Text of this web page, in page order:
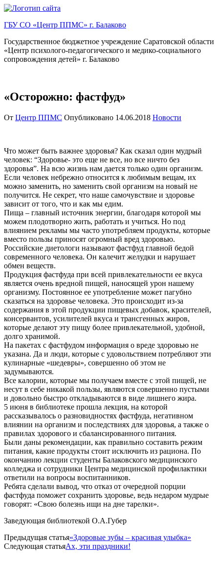
Перейти
содержимому
ГБУ СО «Центр ППМС» г. Балаково
Государственное бюджетное учреждение Саратовской области
«Центр психолого-педагогического и медико-социального
сопровождения детей» г. Балаково
«Осторожно: фастфуд»
От Центр ППМС Опубликовано 14.06.2018 Новости
Что может быть важнее здоровья? Как сказал один мудрый
человек: “Здоровье- это еще не все, но все ничто без
здоровья”. На всю жизнь нам дается только один организм.
Если человек небрежно относится к любимым вещам, их
можно заменить, но заменить свой организм на новый не
получится. Не секрет, что наше самочувствие и здоровье
зависит от того, что и как мы едим.
Пища – главный источник энергии, благодаря которой мы
можем плодотворно жить, работать и учиться. Но под
влиянием рекламы мы часто употребляем продукты, которые
вместо пользы приносят огромный вред здоровью.
Российские диетологи называют фастфуд главной бедой
современного человека. Он калечит желудки и нарушает
обмен веществ.
Продукция фастфуда при всей привлекательности ее вкуса
является очень вредной пищей, наносящей урон нашему
организму. Постоянное ее употребление может пагубно
сказаться на здоровье человека. Это происходит из-за
содержания в этой продукции пищевых добавок, красителей,
консервантов, усилителей вкуса и трансгенных жиров,
которые делают эту пищу более привлекательной, удобной,
долго хранимой.
На пакетах с фастфудом информация о вреде здоровью не
указана. Да и люди, которые с удовольствием потребляют эти
кулинарные «шедевры», совершенно об этом не
задумываются.
Все калории, которые мы получаем вместе с этой пищей, не
несут в себе никакой пользы, являются совершенно пустыми
и довольно быстро откладываются в виде лишнего жира.
5 июня в библиотеке прошла лекция, на которой
рассказывалось о разновидностях фастфуда, негативном
влиянии на организм и последствиях для здоровья, а также о
правилах здорового и сбалансированного питания.
Были даны рекомендации, как правильно составить режим
питания, какие продукты стоит исключить из рациона. По
окончанию лекции студенты Балаковского медицинского
колледжа и сотрудники Центра медицинской профилактики
ответили на вопросы воспитанников.
Ребята сделали вывод, что отказ от очередной порции
фастфуда поможет сохранить здоровье, ведь недаром мудрые
говорят: «Свою болезнь ищи на дне тарелки».
Заведующая библиотекой О.А.Губер
Предыдущая статья«Здоровые зубы – красивая улыбка»
Следующая статьяАх, эти праздники!